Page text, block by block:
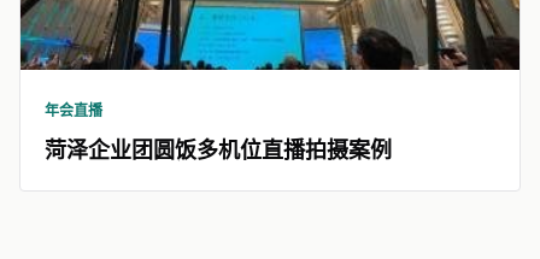
年会直播
菏泽企业团圆饭多机位直播拍摄案例